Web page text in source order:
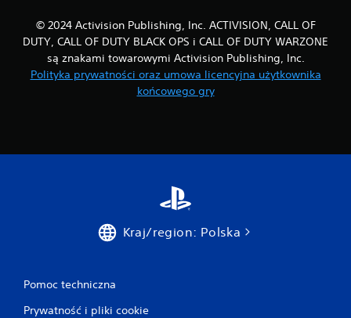
© 2024 Activision Publishing, Inc. ACTIVISION, CALL OF
DUTY, CALL OF DUTY BLACK OPS i CALL OF DUTY WARZONE
są znakami towarowymi Activision Publishing, Inc.
Polityka prywatności oraz umowa licencyjna użytkownika
końcowego gry
Kraj/region: Polska
Pomoc techniczna
Prywatność i pliki cookie